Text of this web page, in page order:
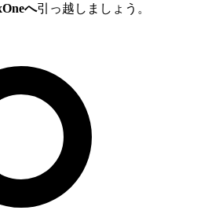
へ引っ越しましょう。